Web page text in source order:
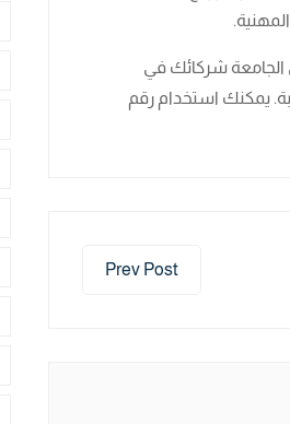
شركائك في
يمكنك استخدام رقم
Prev Post